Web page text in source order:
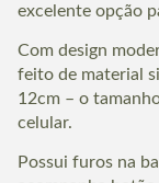
excelente opção
Com design
feito de material
12cm – o
celular.
Possui furos na